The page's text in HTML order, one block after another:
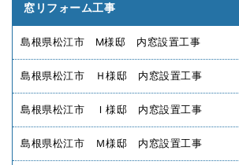
窓リフォーム工事
島根県松江市 M様邸 内窓設置工事
島根県松江市 Ｈ様邸 内窓設置工事
島根県松江市 Ｉ様邸 内窓設置工事
島根県松江市 Ｍ様邸 内窓設置工事